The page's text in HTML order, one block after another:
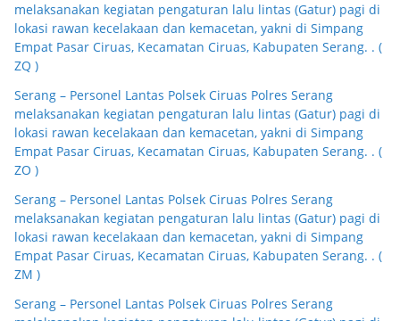
melaksanakan kegiatan pengaturan lalu lintas (Gatur) pagi di
lokasi rawan kecelakaan dan kemacetan, yakni di Simpang
Empat Pasar Ciruas, Kecamatan Ciruas, Kabupaten Serang. . (
ZQ )
Serang – Personel Lantas Polsek Ciruas Polres Serang
melaksanakan kegiatan pengaturan lalu lintas (Gatur) pagi di
lokasi rawan kecelakaan dan kemacetan, yakni di Simpang
Empat Pasar Ciruas, Kecamatan Ciruas, Kabupaten Serang. . (
ZO )
Serang – Personel Lantas Polsek Ciruas Polres Serang
melaksanakan kegiatan pengaturan lalu lintas (Gatur) pagi di
lokasi rawan kecelakaan dan kemacetan, yakni di Simpang
Empat Pasar Ciruas, Kecamatan Ciruas, Kabupaten Serang. . (
ZM )
Serang – Personel Lantas Polsek Ciruas Polres Serang